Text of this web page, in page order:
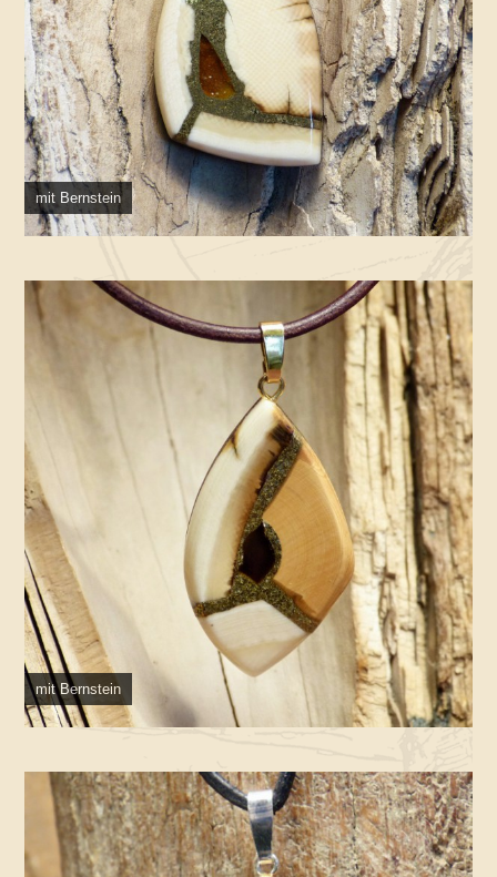
mit Bernstein
mit Bernstein